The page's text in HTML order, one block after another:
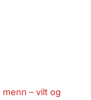
– vilt og